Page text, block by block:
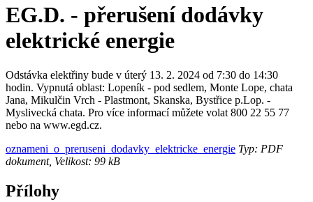
EG.D. - přerušení dodávky
elektrické energie
Odstávka elektřiny bude v úterý 13. 2. 2024 od 7:30 do 14:30
hodin. Vypnutá oblast: Lopeník - pod sedlem, Monte Lope, chata
Jana, Mikulčin Vrch - Plastmont, Skanska, Bystřice p.Lop. -
Myslivecká chata. Pro více informací můžete volat 800 22 55 77
nebo na www.egd.cz.
oznameni_o_preruseni_dodavky_elektricke_energie Typ: PDF
dokument, Velikost: 99 kB
Přílohy